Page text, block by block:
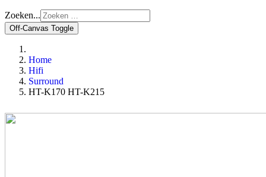
Zoeken...
Off-Canvas Toggle
Home
Hifi
Surround
HT-K170 HT-K215